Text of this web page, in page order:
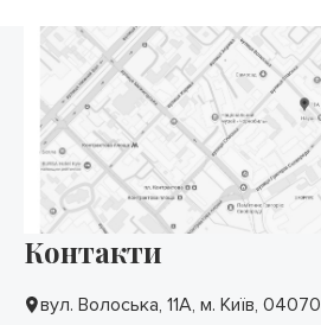
Контакти
вул. Волоська, 11А, м. Київ, 04070